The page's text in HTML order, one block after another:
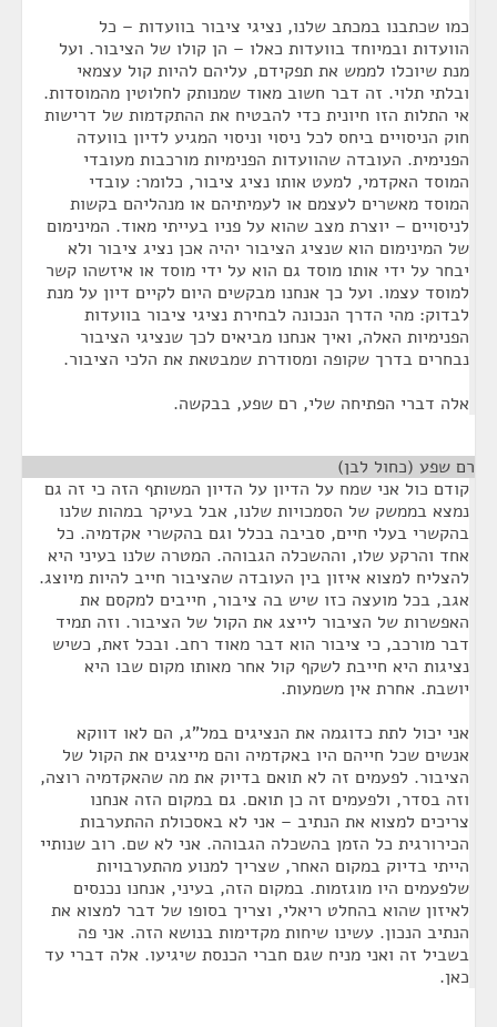
כמו שכתבנו במכתב שלנו, נציגי ציבור בוועדות – כל
הוועדות ובמיוחד בוועדות כאלו – הן קולו של הציבור. ועל
מנת שיוכלו לממש את תפקידם, עליהם להיות קול עצמאי
ובלתי תלוי. זה דבר חשוב מאוד שמנותק לחלוטין מהמוסדות.
אי התלות הזו חיונית כדי להבטיח את ההתקדמות של דרישות
חוק הניסויים ביחס לכל ניסוי וניסוי המגיע לדיון בוועדה
הפנימית. העובדה שהוועדות הפנימיות מורכבות מעובדי
המוסד האקדמי, למעט אותו נציג ציבור, כלומר: עובדי
המוסד מאשרים לעצמם או לעמיתיהם או מנהליהם בקשות
לניסויים – יוצרת מצב שהוא על פניו בעייתי מאוד. המינימום
של המינימום הוא שנציג הציבור יהיה אכן נציג ציבור ולא
יבחר על ידי אותו מוסד גם הוא על ידי מוסד או איזשהו קשר
למוסד עצמו. ועל כך אנחנו מבקשים היום לקיים דיון על מנת
לבדוק: מהי הדרך הנכונה לבחירת נציגי ציבור בוועדות
הפנימיות האלה, ואיך אנחנו מביאים לכך שנציגי הציבור
נבחרים בדרך שקופה ומסודרת שמבטאת את הלכי הציבור.
אלה דברי הפתיחה שלי, רם שפע, בבקשה.
רם שפע (כחול לבן)
קודם כול אני שמח על הדיון על הדיון המשותף הזה כי זה גם
נמצא בממשק של הסמכויות שלנו, אבל בעיקר במהות שלנו
בהקשרי בעלי חיים, סביבה בכלל וגם בהקשרי אקדמיה. כל
אחד והרקע שלו, וההשכלה הגבוהה. המטרה שלנו בעיני היא
להצליח למצוא איזון בין העובדה שהציבור חייב להיות מיוצג.
אגב, בכל מועצה כזו שיש בה ציבור, חייבים למקסם את
האפשרות של הציבור לייצג את הקול של הציבור. וזה תמיד
דבר מורכב, כי ציבור הוא דבר מאוד רחב. ובכל זאת, כשיש
נציגות היא חייבת לשקף קול אחר מאותו מקום שבו היא
יושבת. אחרת אין משמעות.
אני יכול לתת כדוגמה את הנציגים במל"ג, הם לאו דווקא
אנשים שכל חייהם היו באקדמיה והם מייצגים את הקול של
הציבור. לפעמים זה לא תואם בדיוק את מה שהאקדמיה רוצה,
וזה בסדר, ולפעמים זה כן תואם. גם במקום הזה אנחנו
צריכים למצוא את הנתיב – אני לא באסכולת ההתערבות
הכירורגית כל הזמן בהשכלה הגבוהה. אני לא שם. רוב שנותיי
הייתי בדיוק במקום האחר, שצריך למנוע מהתערבויות
שלפעמים היו מוגזמות. במקום הזה, בעיני, אנחנו נכנסים
לאיזון שהוא בהחלט ריאלי, וצריך בסופו של דבר למצוא את
הנתיב הנכון. עשינו שיחות מקדימות בנושא הזה. אני פה
בשביל זה ואני מניח שגם חברי הכנסת שיגיעו. אלה דברי עד
כאן.